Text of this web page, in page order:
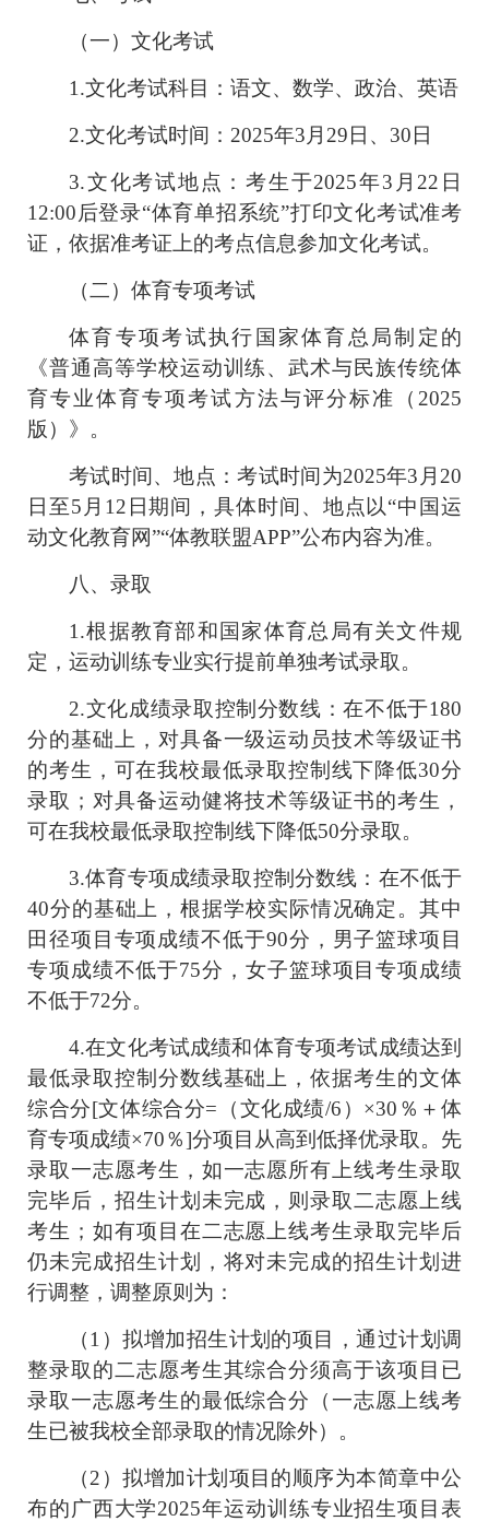
（一）文化考试
1.文化考试科目：语文、数学、政治、英语
2.文化考试时间： 2025年3 月 29 日、 30 日
3.文化考试地点：考生于2025年3 月 22 日
12:00后登录“体育单招系统”打印文化考试准考
证，依据准考证上的考点信息参加文化考试。
（二）体育专项考试
体育专项考试执行国家体育总局制定的
《普通高等学校运动训练、武术与民族传统体
育专业体育专项考试方法与评分标准（ 2025
版）》。
考试时间、地点：考试时间为2025年3 月 20
日至5 月 12 日期间，具体 时间、地点以“中国运
动文化教育网”“体教联盟APP”公布内容为准。
八、录取
1.根据教育部和国家体育总局有关文件规
定，运动训练专业实行提前单独考试录取。
2.文化成绩录取控制分数线：在不低于180
分的基础上，对具备一级运动员技术等级证书
的考生，可在我校最低录取控制线下降低30分
录取；对具备运动健将技术等级证书的考生，
可在我校最低录取控制线下降低50分录取。
3.体育专项成绩录取控制分数线：在不低于
40分的基础上，根据学校实际情况确定。其中
田径项目专项成绩不低于90分，男子篮球项目
专项成绩不低于75分，女子篮球项目专项成绩
不低于72分。
4.在文化考试成绩和体育专项考试成绩达到
最低录取控制分数线基础上，依据考生的文体
综合分[文体综合分= （文化成绩/6 ）×30 ％＋体
育专项成绩×70％]分项目从高到低择优录取。先
录取一志愿考生，如一志愿所有上线考生录取
完毕后，招生计划未完成，则录取二志愿上线
考生；如有项目在二志愿上线考生录取完毕后
仍未完成招生计划，将对未完成的招生计划进
行调整，调整原则为：
（1 ）拟增加招生计划的项目，通过计划调
整录取的二志愿考生其综合分须高于该项目已
录取一志愿考生的最低综合分（一志愿上线考
生已被我校全部录取的情况除外）。
（2 ）拟增加计划项目的顺序为本简章中公
布的广西大学2025年运动训练专业招生项目表